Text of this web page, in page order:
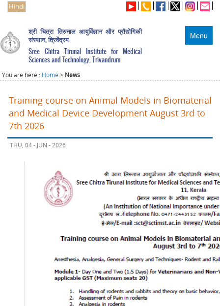
Hindi
Menu
श्री चित्रा तिरुनाल आयुर्विज्ञान और प्रौद्योगिकी
संस्थान, त्रिवेंद्रम
Sree Chitra Tirunal Institute for Medical
Sciences and Technology, Trivandrum
You are here : Home > News
Training course on Animal Models in Biomaterial
and Medical Device Development August 3rd to
7th 2026
THU, 04 - JUN - 2026